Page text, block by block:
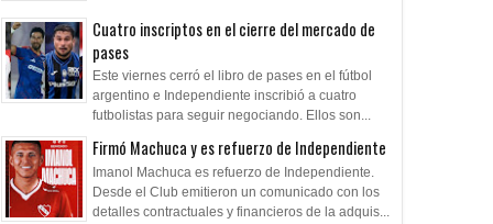
Cuatro inscriptos en el cierre del mercado de
pases
Este viernes cerró el libro de pases en el fútbol
argentino e Independiente inscribió a cuatro
futbolistas para seguir negociando. Ellos son...
Firmó Machuca y es refuerzo de Independiente
Imanol Machuca es refuerzo de Independiente.
Desde el Club emitieron un comunicado con los
detalles contractuales y financieros de la adquis...